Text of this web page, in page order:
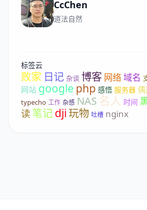
CcChen
道法自然
标签云
败家 日记 杂谈 博客 网络域名
网站 google php 感悟 服务器 偶
typecho 工作 杂感 NAS 名人 时间
读 笔记dji玩物 吐槽 nginx